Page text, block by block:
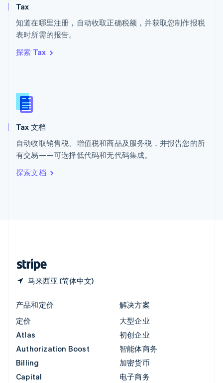
Tax
知道在哪里注册，自动收取正确税额，并获取您制作报税
表时所需的报告。
探索 Tax
Tax 文档
自动收取销售税、增值税和商品及服务税，并报告您的所
有交易——可选择低代码和无代码集成。
探索文档
马来西亚 (简体中文)
泰国
ไทยEnglish
English
English
新西兰
匈牙利
意大利
ItalianoEnglish
印度
English
产品和定价
定价
Atlas
Authorization Boost
Billing
Capital
解决方案
大型企业
初创企业
智能体商务
加密货币
电子商务